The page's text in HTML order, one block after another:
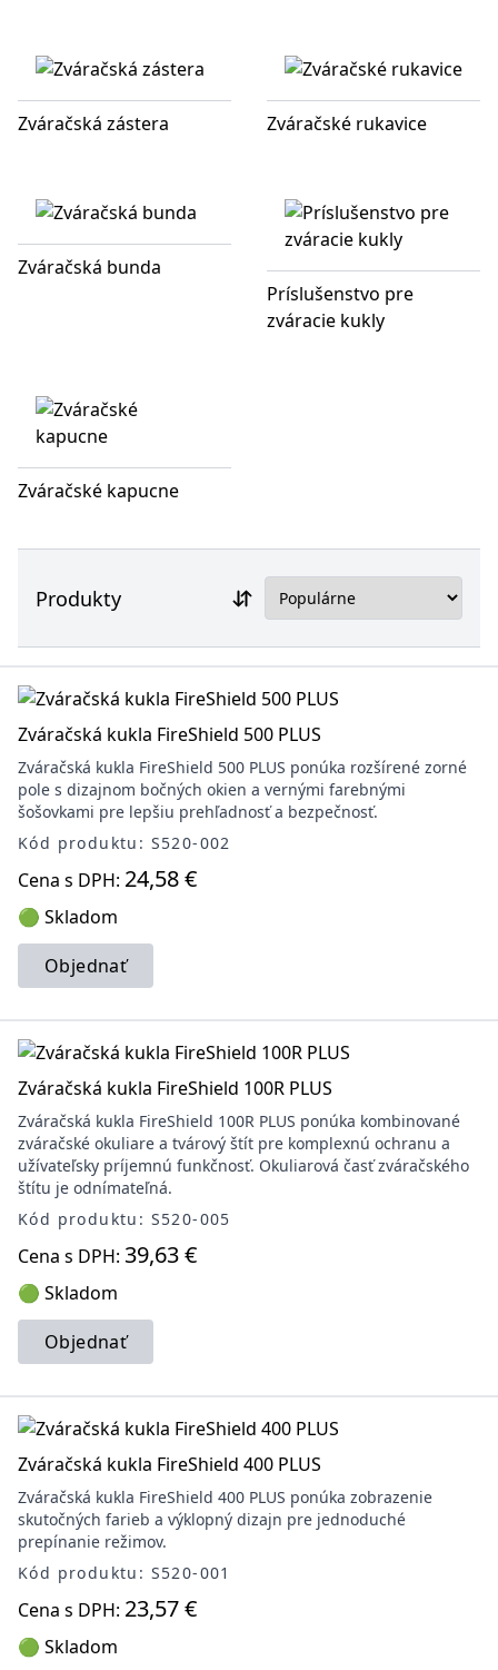
Zváračská zástera Zváračské rukavice
Zváračská bunda
Príslušenstvo pre
zváracie kukly
Zváračské kapucne
Produkty
Zváračská kukla FireShield 500 PLUS
Zváračská kukla FireShield 500 PLUS ponúka rozšírené zorné
pole s dizajnom bočných okien a vernými farebnými
šošovkami pre lepšiu prehľadnosť a bezpečnosť.
Kód produktu: S520-002
Cena s DPH: 24,58 €
🟢 Skladom
Objednať
Zváračská kukla FireShield 100R PLUS
Zváračská kukla FireShield 100R PLUS ponúka kombinované
zváračské okuliare a tvárový štít pre komplexnú ochranu a
užívateľsky príjemnú funkčnosť. Okuliarová časť zváračského
štítu je odnímateľná.
Kód produktu: S520-005
Cena s DPH: 39,63 €
🟢 Skladom
Objednať
Zváračská kukla FireShield 400 PLUS
Zváračská kukla FireShield 400 PLUS ponúka zobrazenie
skutočných farieb a výklopný dizajn pre jednoduché
prepínanie režimov.
Kód produktu: S520-001
Cena s DPH: 23,57 €
🟢 Skladom